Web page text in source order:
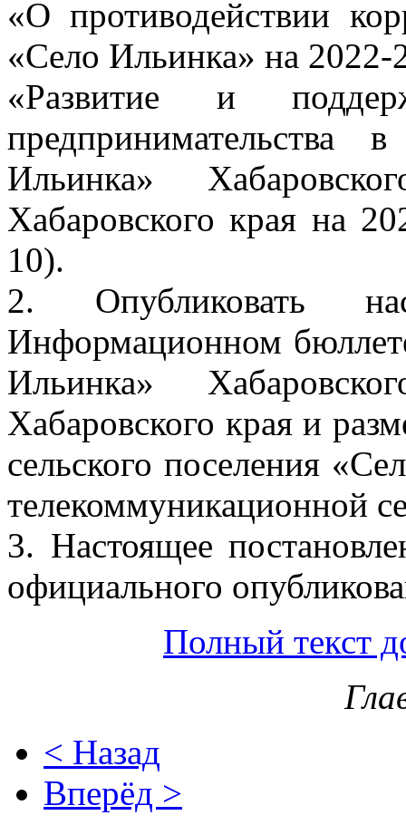
«О противодействии
«Село Ильинка» на
«Развитие и
предпринимательства
Ильинка»
Хабаровского края на
10).
2. Опубликовать
Информационном
Ильинка»
Хабаровского края и
сельского поселения
телекоммуникационной
3. Настоящее
официального
Полный текст
< Назад
Вперёд >